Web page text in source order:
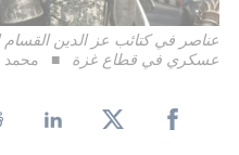
عناصر في كتائب عز الدين
عسكري في قطاع غزة